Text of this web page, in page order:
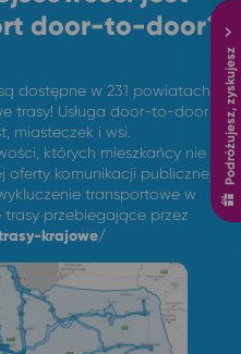
Podróżujesz, zyskujesz
door-to-door?
dostępne w 231 powiatach
trasy! Usługa door-to-door
miasteczek i wsi.
których mieszkańcy nie
komunikacji publicznej.
transportowe w
trasy przebiegające przez
krajowe/